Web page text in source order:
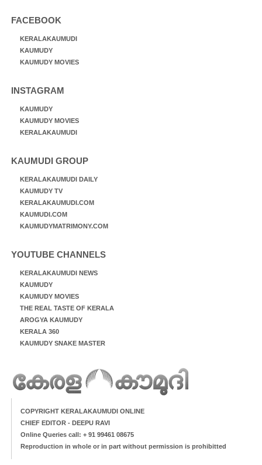
FACEBOOK
KERALAKAUMUDI
KAUMUDY
KAUMUDY MOVIES
INSTAGRAM
KAUMUDY
KAUMUDY MOVIES
KERALAKAUMUDI
KAUMUDI GROUP
KERALAKAUMUDI DAILY
KAUMUDY TV
KERALAKAUMUDI.COM
KAUMUDI.COM
KAUMUDYMATRIMONY.COM
YOUTUBE CHANNELS
KERALAKAUMUDI NEWS
KAUMUDY
KAUMUDY MOVIES
THE REAL TASTE OF KERALA
AROGYA KAUMUDY
KERALA 360
KAUMUDY SNAKE MASTER
COPYRIGHT KERALAKAUMUDI ONLINE
CHIEF EDITOR - DEEPU RAVI
Online Queries call: + 91 99461 08675
Reproduction in whole or in part without permission is prohibitted